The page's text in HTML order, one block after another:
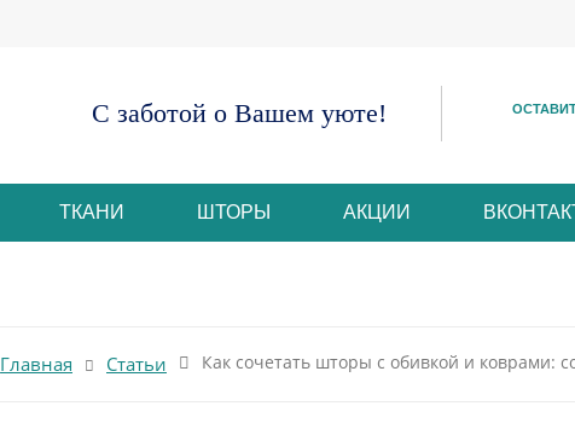
С заботой о Вашем уюте!
ТКАНИ ШТОРЫ АКЦИИ
Главная Статьи Как сочетать шторы с обивкой и коврами: